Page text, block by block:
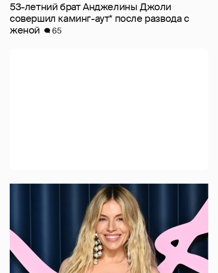
53-летний брат Анджелины Джоли
совершил каминг-аут* после развода с
женой
65
Сиенна Миллер раскрыла пол третьего
ребёнка и показала редкие фото с детьми